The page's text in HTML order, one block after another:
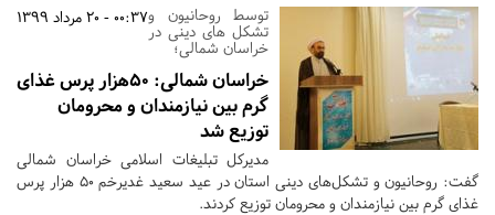
00:37 - 20 مرداد 1399توسط روحانیون و
تشکل های دینی در
خراسان شمالی؛
خراسان شمالی:
50هزار پرس غذای
گرم بین نیازمندان و محرومان
توزیع شد
مدیرکل تبلیغات اسلامی خراسان شمالی
گفت: روحانیون و تشکل‌های دینی استان در عید سعید غدیرخم ۵۰ هزار پرس
غذای گرم بین نیازمندان و محرومان توزیع کردند.